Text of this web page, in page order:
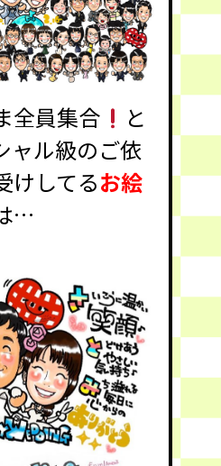
全員集合
と
ャル級のご依
けしてるお絵
…